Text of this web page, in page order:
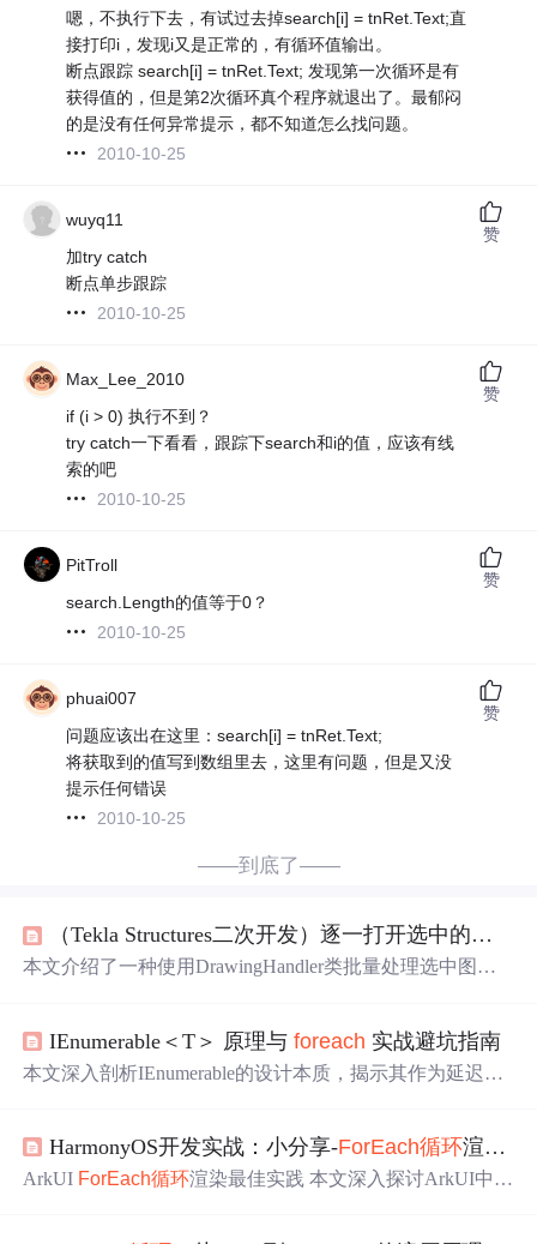
嗯，不执行下去，有试过去掉search[i] = tnRet.Text;直
接打印i，发现i又是正常的，有循环值输出。
断点跟踪 search[i] = tnRet.Text; 发现第一次循环是有
获得值的，但是第2次循环真个程序就退出了。最郁闷
的是没有任何异常提示，都不知道怎么找问题。
2010-10-25
wuyq11
加try catch
断点单步跟踪
2010-10-25
赞
Max_Lee_2010
if (i > 0) 执行不到？
try catch一下看看，跟踪下search和i的值，应该有线
索的吧
2010-10-25
赞
PitTroll
search.Length的值等于0？
2010-10-25
赞
phuai007
问题应该出在这里：search[i] = tnRet.Text;
将获取到的值写到数组里去，这里有问题，但是又没
提示任何错误
2010-10-25
赞
——到底了——
（Tekla Structures二次开发）逐一打开选中的图纸进行操作，
本文介绍了一种使用DrawingHandler类批量处理选中图纸
的示例代码。
IEnumerable＜T＞ 原理与foreach 实战避坑指南
本文深入剖析IEnumerable的设计本质，揭示其作为延迟执
xt/Dispose，以及三次遍历背后的重执行风险；重点指出T
oList()导致的内存爆炸、IAsyncEnumerable与同步foreac
HarmonyOS开发实战：小分享-ForEach循环渲染与key生成策略
ArkUI ForEach循环渲染最佳实践 本文深入探讨ArkUI中 F